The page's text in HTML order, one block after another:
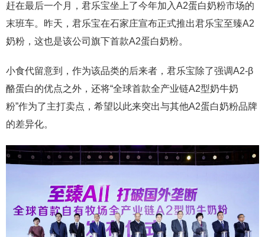
赶在最后一个月，君乐宝坐上了今年加入A2蛋白奶粉市场的
末班车。昨天，君乐宝在石家庄宣布正式推出君乐宝至臻A2
奶粉，这也是该公司旗下首款A2蛋白奶粉。
小食代留意到，作为该品类的后来者，君乐宝除了强调A2-β
酪蛋白的优点之外，还将“全球首款全产业链A2型奶牛奶
粉”作为了主打卖点，希望以此来突出与其他A2蛋白奶粉品牌
的差异化。